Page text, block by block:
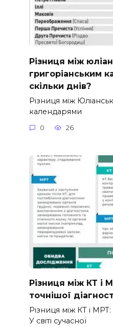
Різниця між
григоріанським
скільки днів?
Різниця між
календарями
0 26
Різниця між КТ і
точнішої
Різниця між КТ і
У світі сучасної